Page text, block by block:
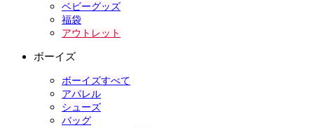
ベビーグッズ
福袋
アウトレット
ボーイズ
ボーイズすべて
アパレル
シューズ
バッグ